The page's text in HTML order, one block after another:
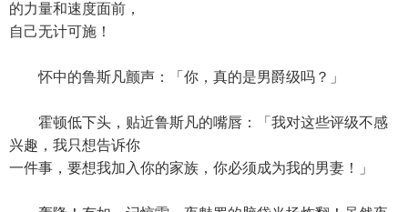
的力量和速度面前，
自己无计可施！
怀中的鲁斯凡颤声：「你，真的是男爵级吗？」
霍顿低下头，贴近鲁斯凡的嘴唇：「我对这些评级不感
兴趣，我只想告诉你
一件事，要想我加入你的家族，你必须成为我的男妻！」